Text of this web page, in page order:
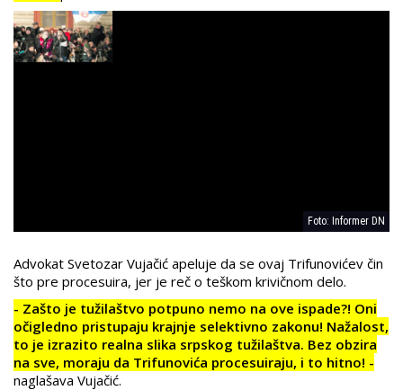
Foto: Informer DN
Advokat Svetozar Vujačić apeluje da se ovaj Trifunovićev čin
što pre procesuira, jer je reč o teškom krivičnom delo.
- Zašto je tužilaštvo potpuno nemo na ove ispade?! Oni
očigledno pristupaju krajnje selektivno zakonu! Nažalost,
to je izrazito realna slika srpskog tužilaštva. Bez obzira
na sve, moraju da Trifunovića procesuiraju, i to hitno! -
naglašava Vujačić.